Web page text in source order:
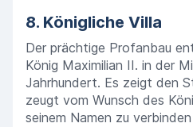
8. Königliche Villa
Der prächtige Profanbau
König Maximilian II. in der
Jahrhundert. Es zeigt den
zeugt vom Wunsch des
seinem Namen zu